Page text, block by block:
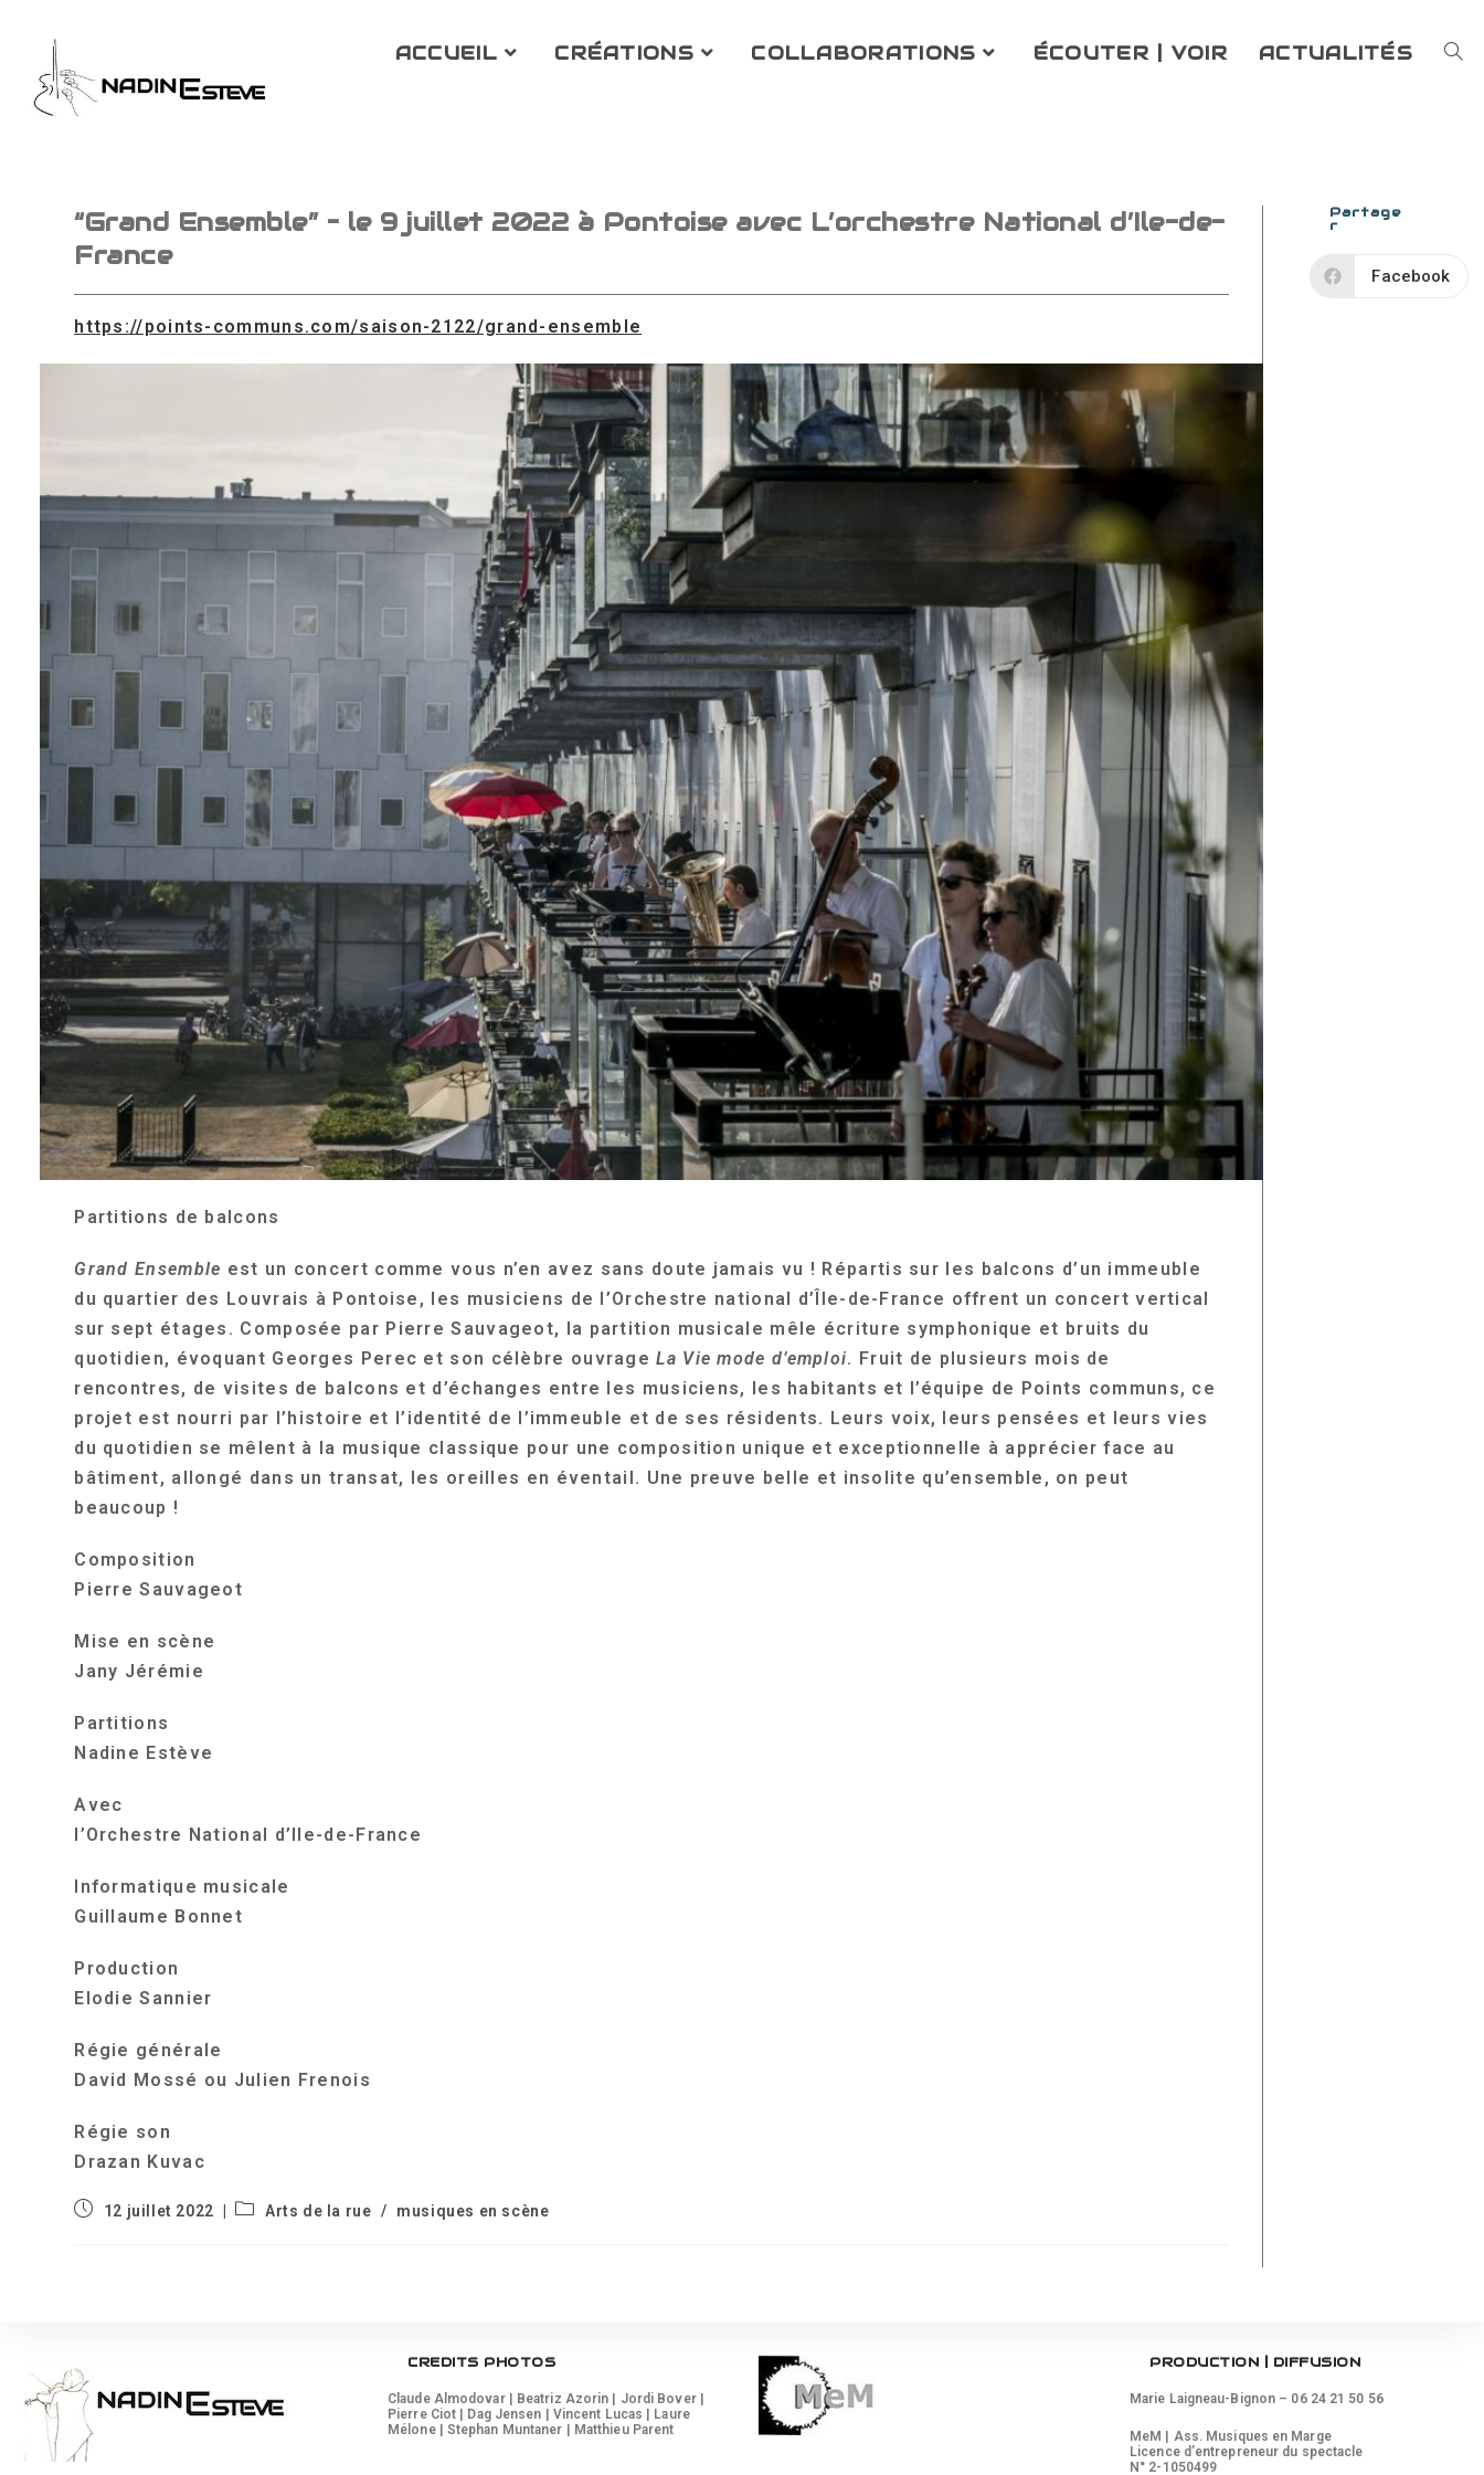
content
ACCUEIL CRÉATIONS COLLABORATIONS ÉCOUTER | VOIR ACTUALITÉS
“Grand Ensemble” – le 9 juillet 2022 à Pontoise avec L’orchestre National d’Ile-de-
France
https://points-communs.com/saison-2122/grand-ensemble
Partitions de balcons
Grand Ensemble est un concert comme vous n’en avez sans doute jamais vu ! Répartis sur les balcons d’un immeuble
du quartier des Louvrais à Pontoise, les musiciens de l’Orchestre national d’Île-de-France offrent un concert vertical
sur sept étages. Composée par Pierre Sauvageot, la partition musicale mêle écriture symphonique et bruits du
quotidien, évoquant Georges Perec et son célèbre ouvrageLa Vie mode d’emploi. Fruit de plusieurs mois de
rencontres, de visites de balcons et d’échanges entre les musiciens, les habitants et l’équipe de Points communs, ce
projet est nourri par l’histoire et l’identité de l’immeuble et de ses résidents. Leurs voix, leurs pensées et leurs vies
du quotidien se mêlent à la musique classique pour une composition unique et exceptionnelle à apprécier face au
bâtiment, allongé dans un transat, les oreilles en éventail. Une preuve belle et insolite qu’ensemble, on peut
beaucoup !
Composition
Pierre Sauvageot
Mise en scène
Jany Jérémie
Partitions
Nadine Estève
Avec
l’Orchestre National d’Ile-de-France
Informatique musicale
Guillaume Bonnet
Production
Elodie Sannier
Régie générale
David Mossé ou Julien Frenois
Régie son
Drazan Kuvac
Publication
12 juillet 2022
PostArts de la rue / musiques en scène
Partage
r
Facebook
CREDITS PHOTOS
Claude Almodovar | Beatriz Azorin | Jordi Bover |
Pierre Ciot | Dag Jensen | Vincent Lucas | Laure
Mélone | Stephan Muntaner | Matthieu Parent
PRODUCTION | DIFFUSION
Marie Laigneau-Bignon – 06 24 21 50 56
MeM |
Ass. Musiques en Marge
Licence d’entrepreneur du spectacle
N° 2-1050499